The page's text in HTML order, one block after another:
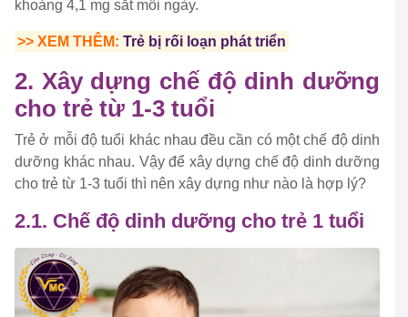
khoảng 4,1 mg sắt mỗi ngày.
>> XEM THÊM:Trẻ bị rối loạn phát triển
2. Xây dựng chế độ dinh dưỡng
cho trẻ từ 1-3 tuổi
Trẻ ở mỗi độ tuổi khác nhau đều cần có một chế độ dinh
dưỡng khác nhau. Vậy để xây dựng chế độ dinh dưỡng
cho trẻ từ 1-3 tuổi thì nên xây dựng như nào là hợp lý?
2.1. Chế độ dinh dưỡng cho trẻ 1 tuổi